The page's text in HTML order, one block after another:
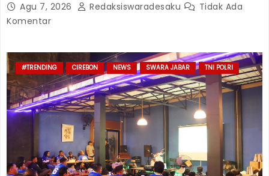
Agu 7, 2026 Redaksiswaradesaku
Tidak Ada
Komentar
#TRENDING CIREBON NEWS SWARA JABAR TNI POLRI